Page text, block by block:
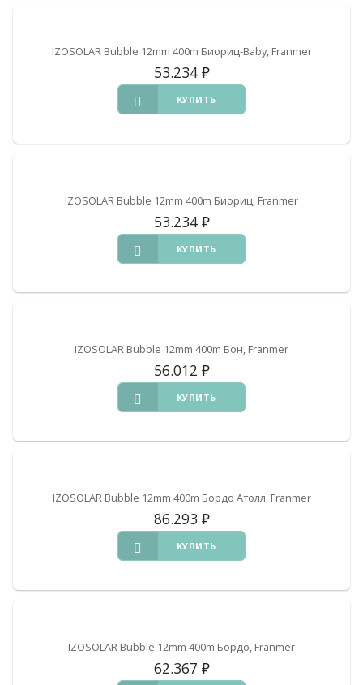
IZOSOLAR Bubble 12mm 400m Биориц-Baby, Franmer
53.234 ₽
КУПИТЬ
IZOSOLAR Bubble 12mm 400m Биориц, Franmer
53.234 ₽
КУПИТЬ
IZOSOLAR Bubble 12mm 400m Бон, Franmer
56.012 ₽
КУПИТЬ
IZOSOLAR Bubble 12mm 400m Бордо Атолл, Franmer
86.293 ₽
КУПИТЬ
IZOSOLAR Bubble 12mm 400m Бордо, Franmer
62.367 ₽